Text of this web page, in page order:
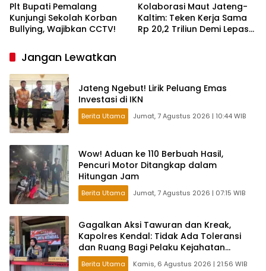
Plt Bupati Pemalang
Kunjungi Sekolah Korban
Bullying, Wajibkan CCTV!
Kolaborasi Maut Jateng-
Kaltim: Teken Kerja Sama
Rp 20,2 Triliun Demi Lepas
Jangan Lewatkan
Jateng Ngebut! Lirik Peluang Emas
Investasi di IKN
Berita Utama Jumat, 7 Agustus 2026 | 10:44 WIB
Wow! Aduan ke 110 Berbuah Hasil,
Pencuri Motor Ditangkap dalam
Hitungan Jam
Berita Utama Jumat, 7 Agustus 2026 | 07:15 WIB
Gagalkan Aksi Tawuran dan Kreak,
Kapolres Kendal: Tidak Ada Toleransi
dan Ruang Bagi Pelaku Kejahatan
Jalanan
Berita Utama Kamis, 6 Agustus 2026 | 21:56 WIB